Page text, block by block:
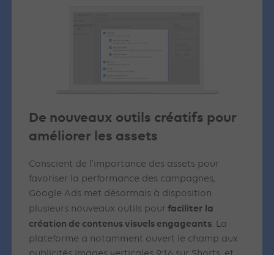
De nouveaux outils créatifs pour
améliorer les assets
Conscient de l’importance des assets pour
favoriser la performance des campagnes,
Google Ads met désormais à disposition
plusieurs nouveaux outils pour faciliter la
création de contenus visuels engageants. La
plateforme a notamment ouvert le champ aux